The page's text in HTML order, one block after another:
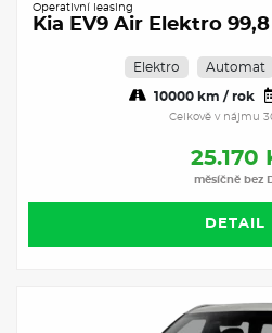
Operativní leasing
Kia EV9 Air Elektro
Elektro Automat
10000 km / rok
Celkově v nájmu
25.170
měsíčně bez
DETAIL